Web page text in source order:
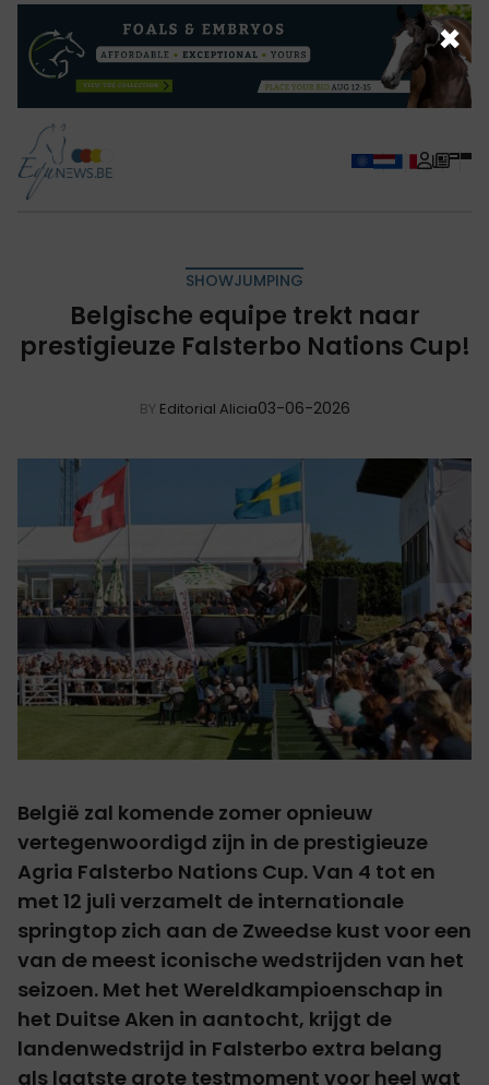
SHOWJUMPING
Belgische equipe trekt naar
prestigieuze Falsterbo Nations Cup!
BY Editorial Alicia03-06-2026
België zal komende zomer opnieuw
vertegenwoordigd zijn in de prestigieuze
Agria Falsterbo Nations Cup. Van 4 tot en
met 12 juli verzamelt de internationale
springtop zich aan de Zweedse kust voor een
van de meest iconische wedstrijden van het
seizoen. Met het Wereldkampioenschap in
het Duitse Aken in aantocht, krijgt de
landenwedstrijd in Falsterbo extra belang
als laatste grote testmoment voor heel wat
×